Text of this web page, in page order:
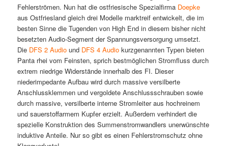
Fehlerströmen. Nun hat die ostfriesische Spezialfirma Doepke
aus Ostfriesland gleich drei Modelle marktreif entwickelt, die im
besten Sinne die Tugenden von High End in diesem bisher nicht
besetzten Audio-Segment der Spannungsversorgung umsetzt.
Die DFS 2 Audiound DFS 4 Audiokurzgenannten Typen bieten
Panta rhei vom Feinsten, sprich bestmöglichen Stromfluss durch
extrem niedrige Widerstände innerhalb des FI. Dieser
niederimpedante Aufbau wird durch massive versilberte
Anschlussklemmen und vergoldete Anschlussschrauben sowie
durch massive, versilberte interne Stromleiter aus hochreinem
und sauerstoffarmem Kupfer erzielt. Außerdem verhindert die
spezielle Konstruktion des Summenstromwandlers unerwünschte
induktive Anteile. Nur so gibt es einen Fehlerstromschutz ohne